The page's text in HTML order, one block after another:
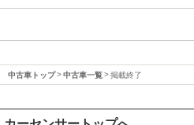
中古車トップ 中古車一覧 掲載終了